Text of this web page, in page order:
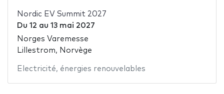
Nordic EV Summit 2027
Du 12 au 13 mai 2027
Norges Varemesse
Lillestrom, Norvège
Electricité, énergies renouvelables